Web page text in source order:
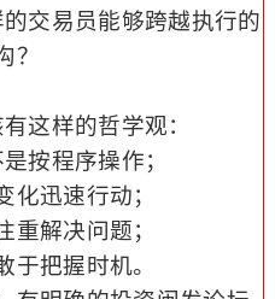
交易员能够跨越执行的
？
这样的哲学观：
按程序操作；
化迅速行动；
重解决问题；
于把握时机。